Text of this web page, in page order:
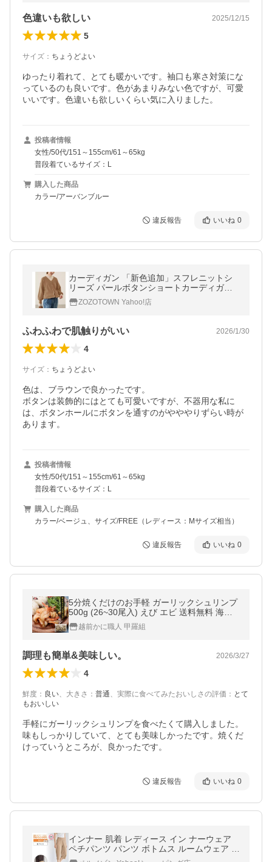
色違いも欲しい 2025/12/15
5
サイズ ： ちょうどよい
ゆったり着れて、とても暖かいです。袖口も寒さ対策にな
っているのも良いです。色があまりみない色ですが、可愛
いいです。色違いも欲しいくらい気に入りました。
投稿者情報
女性/50代/151～155cm/61～65kg
普段着ているサイズ：L
購入した商品
カラー/アーバンブルー
違反報告 いいね 0
カーディガン 「新色追加」スフレニットシ
リーズ パールボタンショートカーディガン/
イージーケア・リンクコーデ レディース
ZOZOTOWN Yahoo!店
ふわふわで肌触りがいい 2026/1/30
4
サイズ ： ちょうどよい
色は、ブラウンで良かったです。
ボタンは装飾的にはとても可愛いですが、不器用な私に
は、ボタンホールにボタンを通すのがやややりずらい時が
あります。
投稿者情報
女性/50代/151～155cm/61～65kg
普段着ているサイズ：L
購入した商品
カラー/ベージュ、サイズ/FREE（レディース：Mサイズ相当）
違反報告 いいね 0
5分焼くだけのお手軽 ガーリックシュリンプ
500g (26~30尾入) えび エビ 送料無料 海鮮
シュリンプ BBQ 殻付き 惣菜 ポイント利用
爆買越前かに職人 甲羅組
調理も簡単&美味しい。 2026/3/27
4
鮮度 ： 良い、 大きさ ： 普通、 実際に食べてみたおいしさの評価 ： とて
もおいしい
手軽にガーリックシュリンプを食べたくて購入しました。
味もしっかりしていて、とても美味しかったです。焼くだ
けっていうところが、良かったです。
違反報告 いいね 0
インナー 肌着 レディース イン ナーウェア
ペチパンツ パンツ ボトムス ルームウェア 綿
混 あ ったかインナー ホットコット Ho tcott